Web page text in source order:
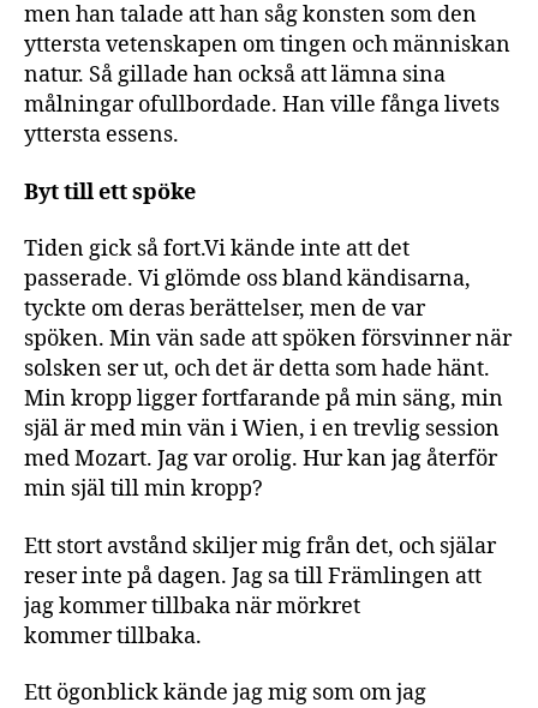
men han talade att han såg konsten som den
yttersta vetenskapen om tingen och människan
natur. Så gillade han också att lämna sina
målningar ofullbordade. Han ville fånga livets
yttersta essens.
Byt till ett spöke
Tiden gick så fort.Vi kände inte att det
passerade. Vi glömde oss bland kändisarna,
tyckte om deras berättelser, men de var
spöken. Min vän sade att spöken försvinner när
solsken ser ut, och det är detta som hade hänt.
Min kropp ligger fortfarande på min säng, min
själ är med min vän i Wien, i en trevlig session
med Mozart. Jag var orolig. Hur kan jag återför
min själ till min kropp?
Ett stort avstånd skiljer mig från det, och själar
reser inte på dagen. Jag sa till Främlingen att
jag kommer tillbaka när mörkret
kommer tillbaka.
Ett ögonblick kände jag mig som om jag